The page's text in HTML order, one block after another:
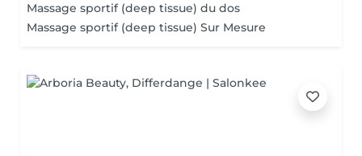
Massage sportif (deep tissue) du dos
Massage sportif (deep tissue) Sur Mesure